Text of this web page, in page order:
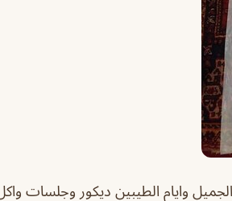
وايام الطيبين ديكور وجلسات